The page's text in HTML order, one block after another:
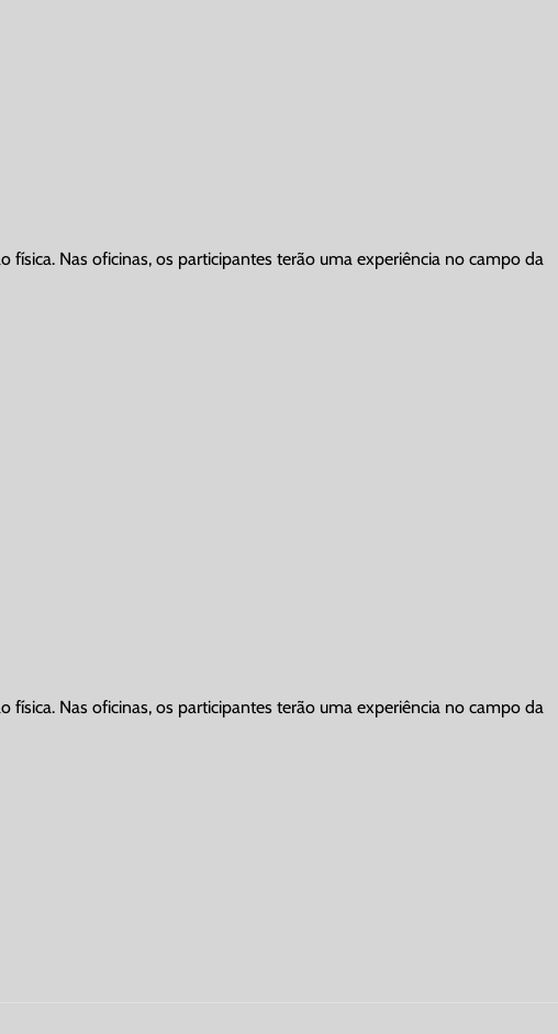
Nas oficinas, os participantes terão uma experiência no campo da
Nas oficinas, os participantes terão uma experiência no campo da